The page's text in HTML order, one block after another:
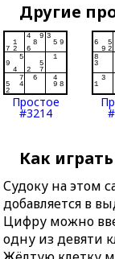
Другие
Простое
#3214
Как
Судоку на этом
добавляется в
Цифру можно
одну из девяти